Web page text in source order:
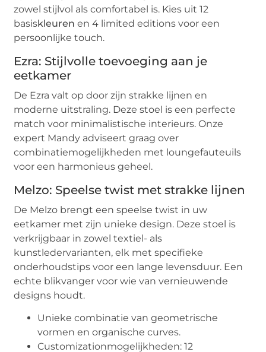
zowel stijlvol als comfortabel is. Kies uit 12
basiskleuren en 4 limited editions voor een
persoonlijke touch.
Ezra: Stijlvolle toevoeging aan je
eetkamer
De Ezra valt op door zijn strakke lijnen en
moderne uitstraling. Deze stoel is een perfecte
match voor minimalistische interieurs. Onze
expert Mandy adviseert graag over
combinatiemogelijkheden met loungefauteuils
voor een harmonieus geheel.
Melzo: Speelse twist met strakke lijnen
De Melzo brengt een speelse twist in uw
eetkamer met zijn unieke design. Deze stoel is
verkrijgbaar in zowel textiel- als
kunstledervarianten, elk met specifieke
onderhoudstips voor een lange levensduur. Een
echte blikvanger voor wie van vernieuwende
designs houdt.
Unieke combinatie van geometrische
vormen en organische curves.
Customizationmogelijkheden: 12